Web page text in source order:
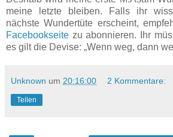
meine letzte bleiben. Falls ihr
nächste Wundertüte erscheint,
Facebookseite zu abonnieren. Ihr
es gilt die Devise: „Wenn weg, dann
Unknown um 20:16:00 2 Kommentare:
Teilen